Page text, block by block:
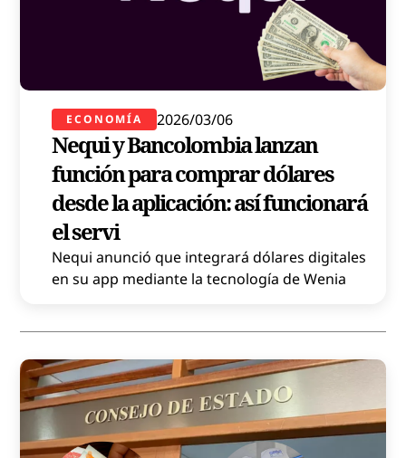
ECONOMÍA 2026/03/06
Nequi y Bancolombia lanzan
función para comprar dólares
desde la aplicación: así funcionará
el servi
Nequi anunció que integrará dólares digitales
en su app mediante la tecnología de Wenia